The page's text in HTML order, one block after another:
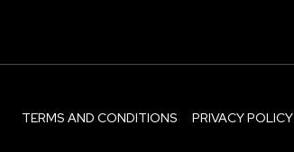
TERMS AND CONDITIONS PRIVACY POLICY